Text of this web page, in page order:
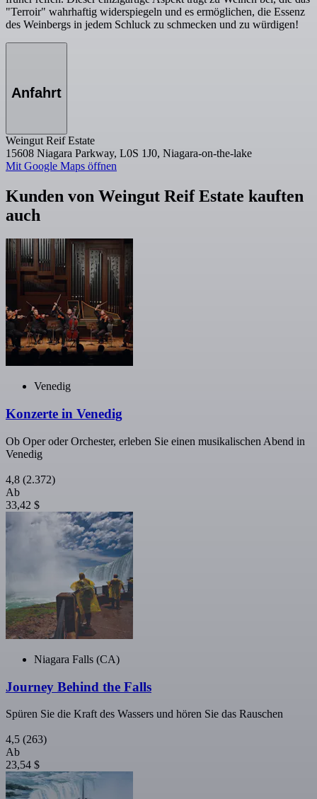
"Terroir" wahrhaftig widerspiegeln und es ermöglichen, die Essenz
des Weinbergs in jedem Schluck zu schmecken und zu würdigen!
Anfahrt
Weingut Reif Estate
15608 Niagara Parkway, L0S 1J0, Niagara-on-the-lake
Mit Google Maps öffnen
Kunden von Weingut Reif Estate kauften
auch
Venedig
Konzerte in Venedig
Ob Oper oder Orchester, erleben Sie einen musikalischen Abend in
Venedig
4,8 (2.372)
Ab
33,42 $
Niagara Falls (CA)
Journey Behind the Falls
Spüren Sie die Kraft des Wassers und hören Sie das Rauschen
4,5 (263)
Ab
23,54 $